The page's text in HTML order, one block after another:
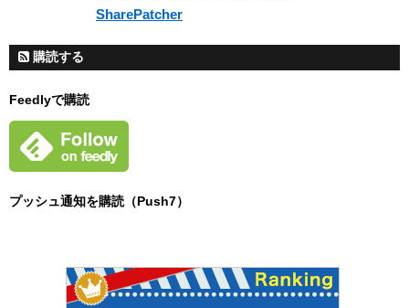
SharePatcher
購読する
Feedlyで購読
プッシュ通知を購読（Push7）